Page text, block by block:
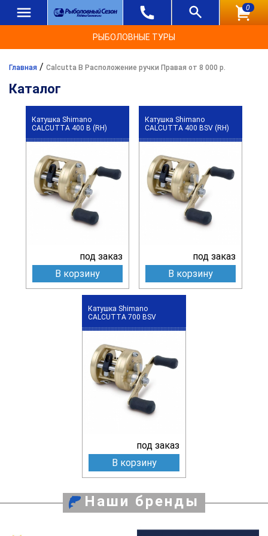
0
РЫБОЛОВНЫЕ ТУРЫ
Главная / Calcutta B Расположение ручки Правая от 8 000 р.
Каталог
Катушка Shimano
CALCUTTA 400 B (RH)
под заказ
В корзину
Катушка Shimano
CALCUTTA 400 BSV (RH)
под заказ
В корзину
Катушка Shimano
CALCUTTA 700 BSV
под заказ
В корзину
Наши бренды